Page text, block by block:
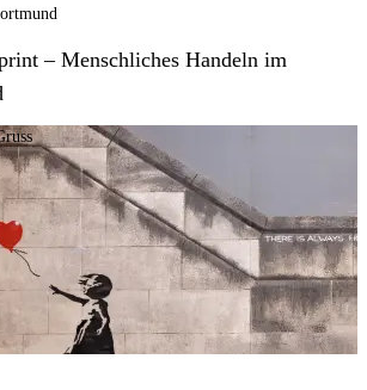
– Menschliches Handeln im